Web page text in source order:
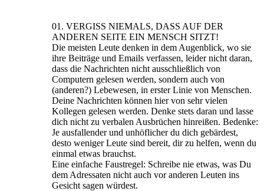
01. VERGISS NIEMALS, DASS AUF DER
ANDEREN SEITE EIN MENSCH SITZT!
Die meisten Leute denken in dem Augenblick, wo sie
ihre Beiträge und Emails verfassen, leider nicht daran,
dass die Nachrichten nicht ausschließlich von
Computern gelesen werden, sondern auch von
(anderen?) Lebewesen, in erster Linie von Menschen.
Deine Nachrichten können hier von sehr vielen
Kollegen gelesen werden. Denke stets daran und lasse
dich nicht zu verbalen Ausbrüchen hinreißen. Bedenke:
Je ausfallender und unhöflicher du dich gebärdest,
desto weniger Leute sind bereit, dir zu helfen, wenn du
einmal etwas brauchst.
Eine einfache Faustregel: Schreibe nie etwas, was Du
dem Adressaten nicht auch vor anderen Leuten ins
Gesicht sagen würdest.